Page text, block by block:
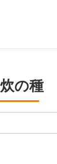
の種